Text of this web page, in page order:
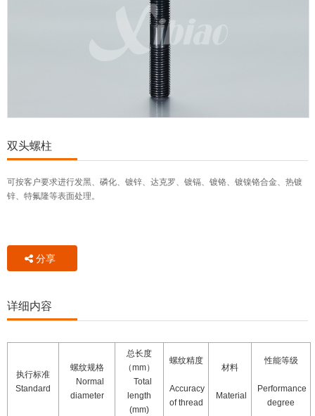
双头螺柱
可按客户要求进行发黑、磷化、镀锌、达克罗、镀镉、镀铬、镀镍铬合金、热镀
锌、特氟隆等表面处理。
分享
详细内容
执行标准
Standard
螺纹规格
Normal
diameter
总长度
（mm）
Total
length
(mm)
螺纹精度
Accuracy
of thread
材料
Material
性能等级
Performance
degree